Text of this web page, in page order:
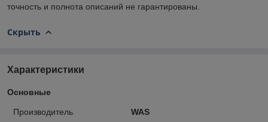
точность и полнота описаний не гарантированы.
Скрыть
Характеристики
Основные
Производитель WAS